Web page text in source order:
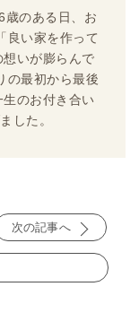
歳のある日、お
良い家を作って
いが膨らんで
の最初から最後
のお付き合い
した。
次の記事へ